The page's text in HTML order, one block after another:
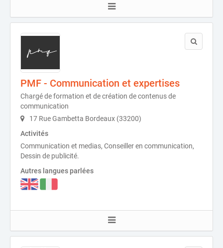
PMF - Communication et expertises
Chargé de formation et de création de contenus de
communication
17 Rue Gambetta Bordeaux (33200)
Activités
Communication et medias, Conseiller en communication,
Dessin de publicité.
Autres langues parlées